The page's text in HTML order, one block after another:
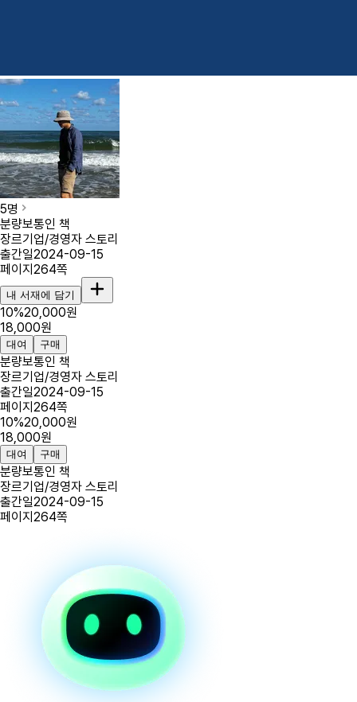
5명
분량보통인 책
장르기업/경영자 스토리
출간일2024-09-15
페이지 264쪽
내 서재에 담기
10%20,000원
18,000원
대여 구매
분량보통인 책
장르기업/경영자 스토리
출간일2024-09-15
페이지 264쪽
10%20,000원
18,000원
대여 구매
분량보통인 책
장르기업/경영자 스토리
출간일2024-09-15
페이지 264쪽